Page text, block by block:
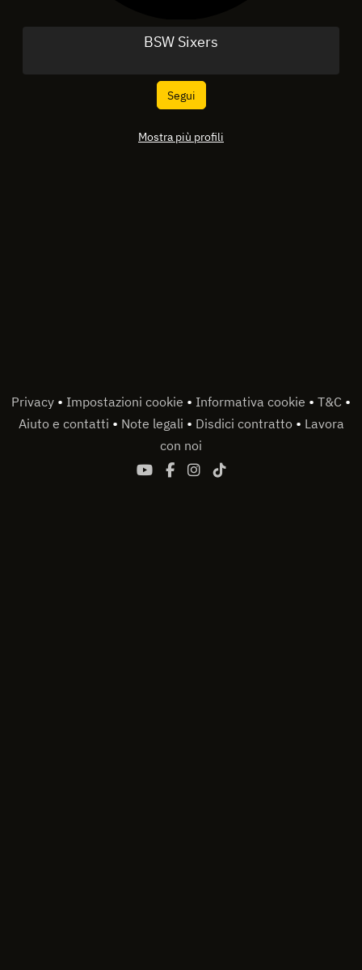
BSW Sixers
Segui
Mostra più profili
Privacy • Impostazioni cookie • Informativa cookie • T&C •
Aiuto e contatti • Note legali • Disdici contratto • Lavora
con noi